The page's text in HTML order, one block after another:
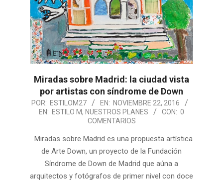
Miradas sobre Madrid: la ciudad vista
por artistas con síndrome de Down
2016-
11-
POR: ESTILOM27 EN: NOVIEMBRE 22, 2016
EN: ESTILO M, NUESTROS PLANES CON: 0
COMENTARIOS
Miradas sobre Madrid es una propuesta artística
de Arte Down, un proyecto de la Fundación
Síndrome de Down de Madrid que aúna a
arquitectos y fotógrafos de primer nivel con doce